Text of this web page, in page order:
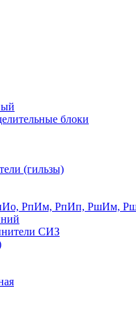
блоки
(гильзы)
РпИм, РпИп, РшИм,
СИЗ